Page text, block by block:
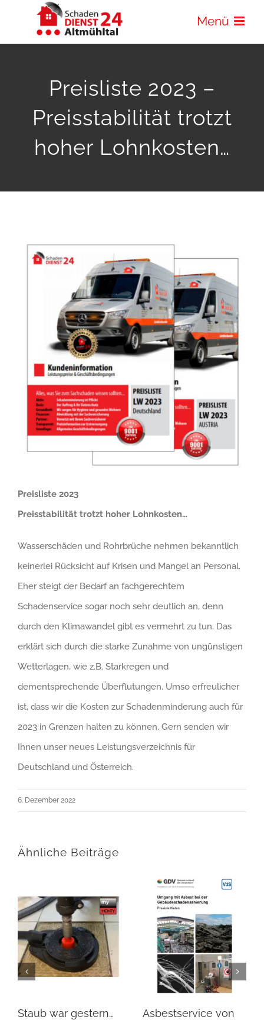
Menü
Preisliste 2023 –
Preisstabilität trotzt
hoher Lohnkosten…
Preisliste 2023
Preisstabilität trotzt hoher Lohnkosten…
Wasserschäden und Rohrbrüche nehmen bekanntlich
keinerlei Rücksicht auf Krisen und Mangel an Personal.
Eher steigt der Bedarf an fachgerechtem
Schadenservice sogar noch sehr deutlich an, denn
durch den Klimawandel gibt es vermehrt zu tun. Das
erklärt sich durch die starke Zunahme von ungünstigen
Wetterlagen, wie z.B. Starkregen und
dementsprechende Überflutungen. Umso erfreulicher
ist, dass wir die Kosten zur Schadenminderung auch für
2023 in Grenzen halten zu können. Gern senden wir
Ihnen unser neues Leistungsverzeichnis für
Deutschland und Österreich.
6. Dezember 2022
Ähnliche Beiträge
Staub war gestern…
Asbestservice von